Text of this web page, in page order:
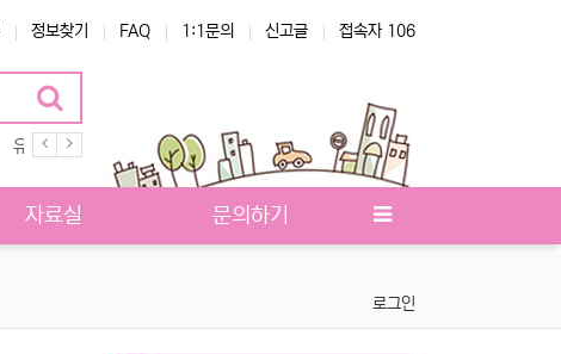
정보찾기 FAQ 1:1문의 신고글 접속자 106
유틸리티
자료실 문의하기
로그인